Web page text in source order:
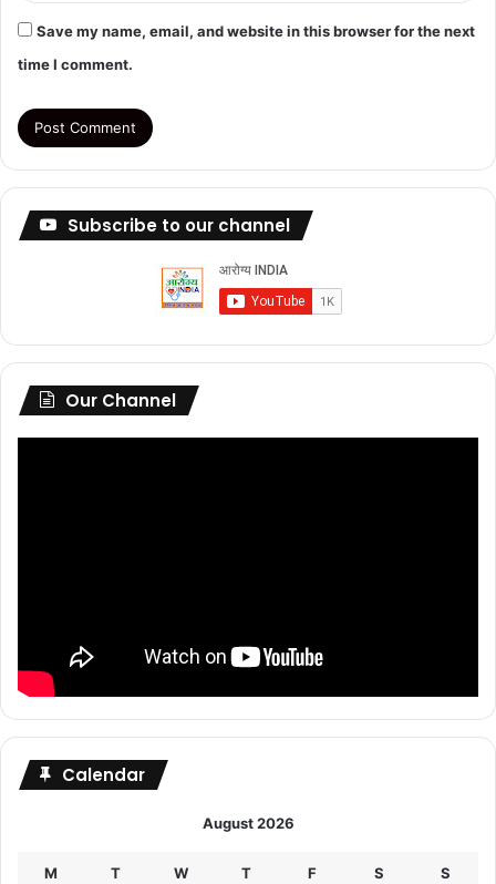
Save my name, email, and website in this browser for the next
time I comment.
Subscribe to our channel
Our Channel
Calendar
August 2026
M T W T F S S